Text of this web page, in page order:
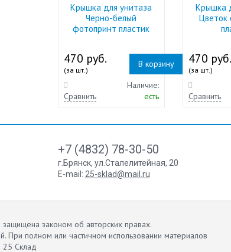
Крышка для унитаза
Черно-белый
фотопринт пластик
470 руб.
(за шт.)
В корзину
Сравнить
Наличие:
есть
Крышка
Цветок
470 руб.
(за шт.)
Сравнить
+7 (4832) 78-30-50
г.Брянск, ул.Сталелитейная, 20
E-mail: 25-sklad@mail.ru
законом об авторских правах.
При полном или частичном использовании материалов
25 Склад